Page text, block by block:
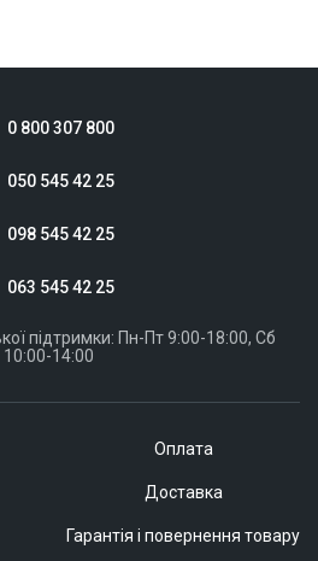
Оплата
Доставка
Гарантія і повернення товару
0 800 307 800
050 545 42 25
098 545 42 25
063 545 42 25
підтримки: Пн-Пт 9:00-18:00, Сб
10:00-14:00